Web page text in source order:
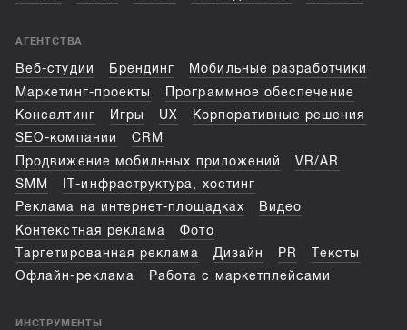
АГЕНТСТВА
Веб-студии Брендинг
Мобильные разработчики
Маркетинг-проекты
Программное обеспечение
Консалтинг
Игры UX
Корпоративные решения
SEO-компании
CRM
Продвижение мобильных приложений
VR/AR
SMM
IT-инфраструктура, хостинг
Реклама на интернет-площадках
Видео
Контекстная реклама
Фото
Таргетированная реклама
Дизайн PR
Тексты
Офлайн-реклама
Работа с маркетплейсами
ИНСТРУМЕНТЫ